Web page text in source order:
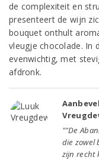
de complexiteit en
presenteert de wijn
bouquet onthult
vleugje chocolade. In
evenwichtig, met
afdronk.
""De
die zowel
zijn recht